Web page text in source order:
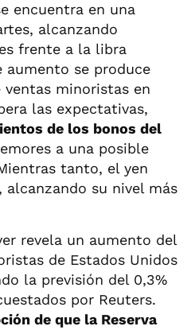
encuentra en una
alcanzando
frente a la libra
aumento se produce
minoristas en
las expectativas,
de los bonos del
a una posible
tanto, el yen
su nivel más
revela un aumento del
de Estados Unidos
la previsión del 0,3%
por Reuters.
de que la Reserva